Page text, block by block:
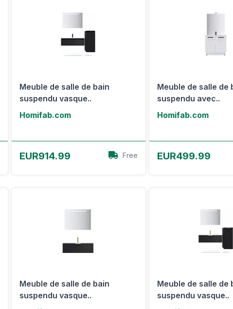
Meuble de salle de bain
suspendu vasque..
Homifab.com
EUR914.99 Free
Meuble de salle de
suspendu avec..
Homifab.com
EUR499.99
Meuble de salle de bain
suspendu vasque..
Meuble de salle de
suspendu vasque..